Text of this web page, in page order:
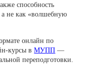
способность
а не как «волшебную
онлайн по
курсы вМУПП —
переподготовки.